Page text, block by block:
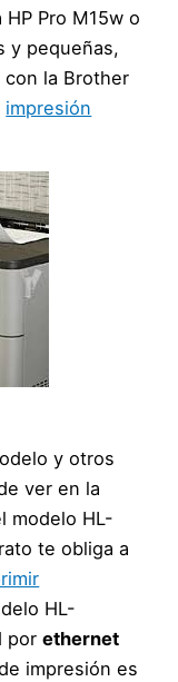
Pro M15w o
y pequeñas,
con la Brother
impresión
y otros
ver en la
modelo HL-
te obliga a
HL-
porethernet
impresión es